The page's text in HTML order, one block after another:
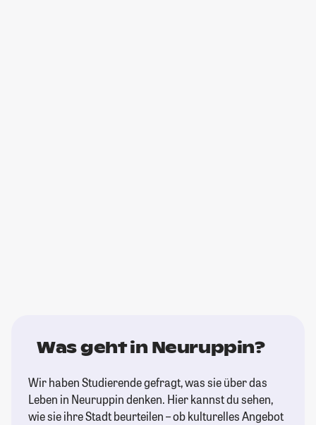
Was geht in Neuruppin?
Wir haben Studierende gefragt, was sie über das
Leben in Neuruppin denken. Hier kannst du sehen,
wie sie ihre Stadt beurteilen – ob kulturelles Angebot